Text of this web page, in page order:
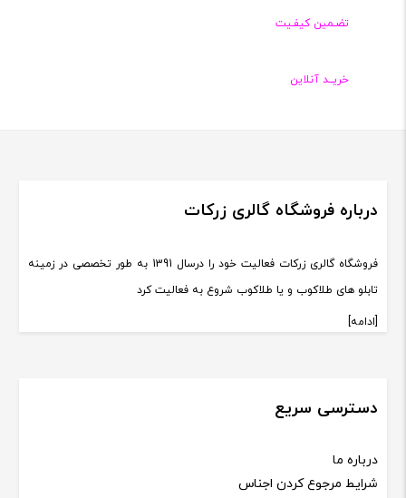
تضـمین کیفـیت
خریــد آنلاین
درباره فروشگاه گالری زرکات
فروشگاه گالری زرکات فعالیت خود را درسال 1391 به طور تخصصی در زمینه
تابلو های طلاکوب و یا طلاکوب شروع به فعالیت کرد
[ادامه]
دسترسی سریع
درباره ما
شرایط مرجوع کردن اجناس